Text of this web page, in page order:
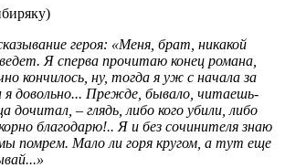
героя: «Меня, брат, никакой
Я сперва прочитаю конец романа,
кончилось, ну, тогда я уж с начала за
я довольно... Прежде, бывало, читаешь-
дочитал, – глядь, либо кого убили, либо
благодарю!.. Я и без сочинителя знаю
помрем. Мало ли горя кругом, а тут еще